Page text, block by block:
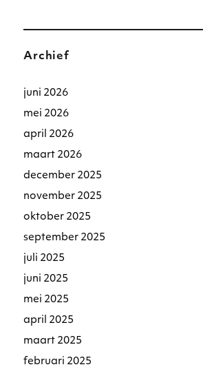
Archief
juni 2026
mei 2026
april 2026
maart 2026
december 2025
november 2025
oktober 2025
september 2025
juli 2025
juni 2025
mei 2025
april 2025
maart 2025
februari 2025